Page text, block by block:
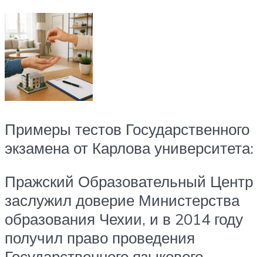
Примеры тестов Государственного
экзамена от Карлова университета:
Пражский Образовательный Центр
заслужил доверие Министерства
образования Чехии, и в 2014 году
получил право проведения